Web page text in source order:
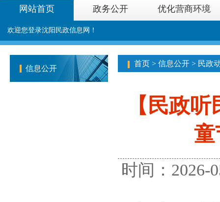
网站首页 政务公开 优化营商环境
欢迎您登录沈阳民政信息网！
信息公开
首页 > 信息公开 > 民政
【民政
童
时间：2026-